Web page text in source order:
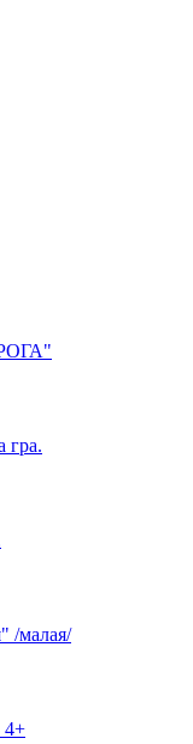
гра.
/малая/
4+